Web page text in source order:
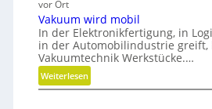
i
g
i
i
n
g
e
a
t
e
g
i
s
vor Ort
Vakuum wird mobil
In der Elektronikfertigung, in
in der Automobilindustrie greift,
Vakuumtechnik Werkstücke.…
Weiterlesen:
V